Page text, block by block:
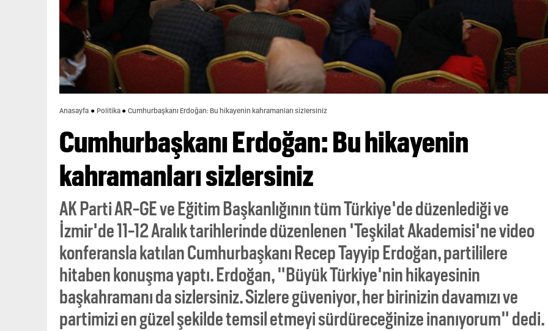
Anasayfa Politika Cumhurbaşkanı Erdoğan: Bu hikayenin kahramanları sizlersiniz
Cumhurbaşkanı Erdoğan: Bu hikayenin
kahramanları sizlersiniz
AK Parti AR-GE ve Eğitim Başkanlığının tüm Türkiye'de düzenlediği ve
İzmir'de 11-12 Aralık tarihlerinde düzenlenen 'Teşkilat Akademisi'ne video
konferansla katılan Cumhurbaşkanı Recep Tayyip Erdoğan, partililere
hitaben konuşma yaptı. Erdoğan, "Büyük Türkiye'nin hikayesinin
başkahramanı da sizlersiniz. Sizlere güveniyor, her birinizin davamızı ve
partimizi en güzel şekilde temsil etmeyi sürdüreceğinize inanıyorum" dedi.